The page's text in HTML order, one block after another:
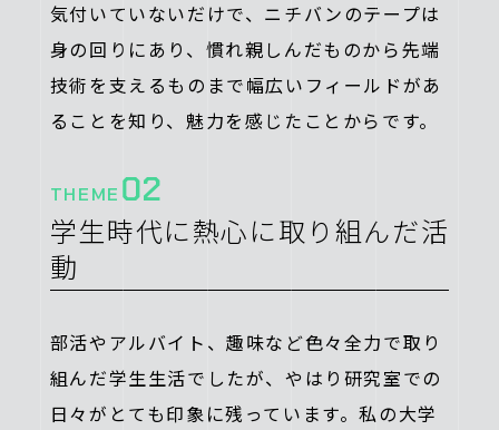
気付いていないだけで、ニチバンのテープは
身の回りにあり、慣れ親しんだものから先端
技術を支えるものまで幅広いフィールドがあ
ることを知り、魅力を感じたことからです。
THEME 02
学生時代に熱心に取り組んだ活
動
部活やアルバイト、趣味など色々全力で取り
組んだ学生生活でしたが、やはり研究室での
日々がとても印象に残っています。私の大学